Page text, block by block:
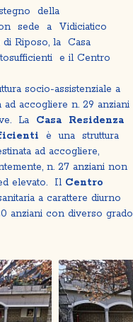
della
sede a Vidiciatico
Riposo, la Casa
e il Centro
socio-assistenziale a
ad accogliere n. 29 anziani
La Casa Residenza
è una struttura
ad accogliere,
n. 27 anziani non
elevato. Il Centro
a carattere diurno
anziani con diverso grado